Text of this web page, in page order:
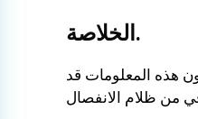
الخلاصة.
تكون هذه المعلومات قد
خدمة ومعلومات احترافية عالية